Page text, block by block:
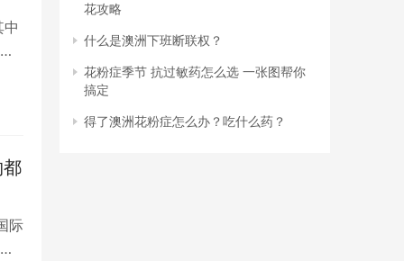
际
花攻略
什么是澳洲下班断联权？
花粉症季节 抗过敏药怎么选 一张图帮你
搞定
得了澳洲花粉症怎么办？吃什么药？